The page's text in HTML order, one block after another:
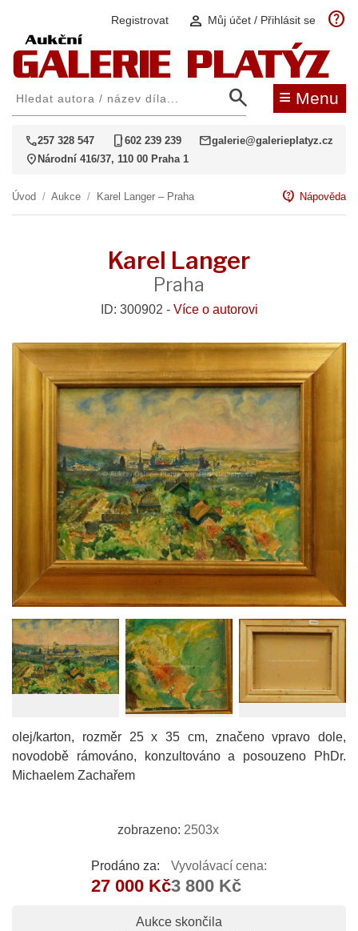
Registrovat person Můj účet / Přihlásit se help
search ≡ Menu
call257 328 547 phone_iphone602 239 239 mailgalerie@galerieplatyz.cz
location_on Národní 416/37, 110 00 Praha 1
Úvod / Aukce / Karel Langer – Praha contact_support Nápověda
Karel Langer
Praha
ID: 300902 - Více o autorovi
olej/karton, rozměr 25 x 35 cm, značeno vpravo dole,
novodobě rámováno, konzultováno a posouzeno PhDr.
Michaelem Zachařem
zobrazeno: 2503x
Prodáno za:
27 000 Kč
Vyvolávací cena:
3 800 Kč
Aukce skončila